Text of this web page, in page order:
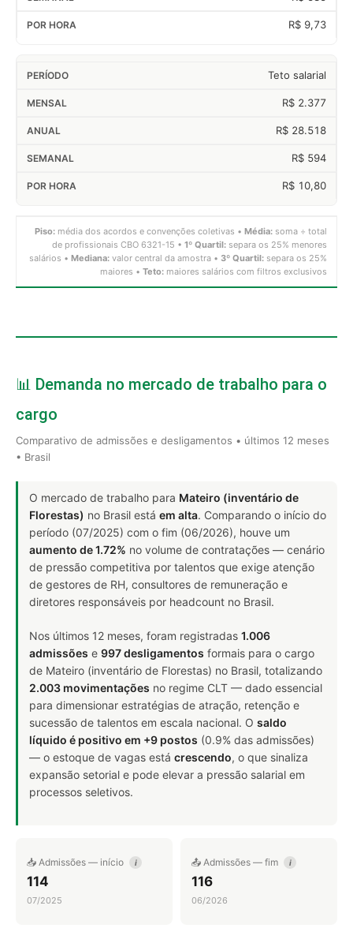
R$ 9,73
Teto salarial
R$ 2.377
R$ 28.518
R$ 594
R$ 10,80
Piso: média dos acordos e convenções coletivas • Média: soma ÷ total
de profissionais CBO 6321-15 • 1º Quartil: separa os 25% menores
salários • Mediana: valor central da amostra • 3º Quartil: separa os 25%
maiores • Teto: maiores salários com filtros exclusivos
📊 Demanda no mercado de trabalho para o
cargo
Comparativo de admissões e desligamentos • últimos 12 meses
• Brasil
O mercado de trabalho para Mateiro (inventário de
Florestas) no Brasil está em alta. Comparando o início do
período (07/2025) com o fim (06/2026), houve um
aumento de 1.72% no volume de contratações — cenário
de pressão competitiva por talentos que exige atenção
de gestores de RH, consultores de remuneração e
diretores responsáveis por headcount no Brasil.
Nos últimos 12 meses, foram registradas 1.006
admissões e 997 desligamentos formais para o cargo
de Mateiro (inventário de Florestas) no Brasil, totalizando
2.003 movimentações no regime CLT — dado essencial
para dimensionar estratégias de atração, retenção e
sucessão de talentos em escala nacional. O saldo
líquido é positivo em +9 postos (0.9% das admissões)
— o estoque de vagas está crescendo, o que sinaliza
expansão setorial e pode elevar a pressão salarial em
processos seletivos.
📥 Admissões — início i
114
07/2025
📤 Admissões — fim i
116
06/2026